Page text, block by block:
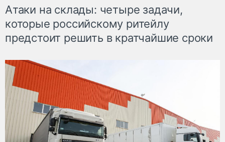
Атаки на склады: четыре задачи,
которые российскому ритейлу
предстоит решить в кратчайшие сроки